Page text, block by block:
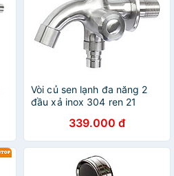
Vòi củ sen lạnh đa năng 2
đầu xả inox 304 ren 21
339.000 đ